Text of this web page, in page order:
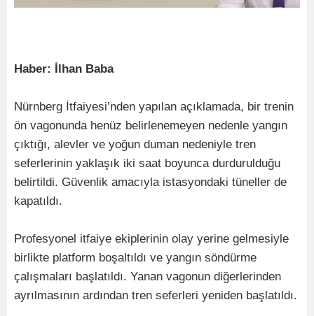
Haber: İlhan Baba
Nürnberg İtfaiyesi’nden yapılan açıklamada, bir trenin
ön vagonunda henüz belirlenemeyen nedenle yangın
çıktığı, alevler ve yoğun duman nedeniyle tren
seferlerinin yaklaşık iki saat boyunca durdurulduğu
belirtildi. Güvenlik amacıyla istasyondaki tüneller de
kapatıldı.
Profesyonel itfaiye ekiplerinin olay yerine gelmesiyle
birlikte platform boşaltıldı ve yangın söndürme
çalışmaları başlatıldı. Yanan vagonun diğerlerinden
ayrılmasının ardından tren seferleri yeniden başlatıldı.